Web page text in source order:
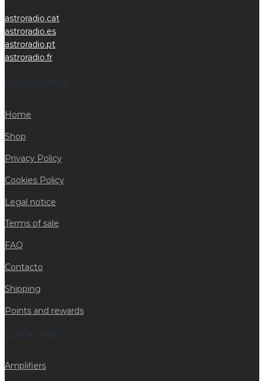
astroradio.cat
astroradio.es
astroradio.pt
astroradio.fr
INFORMATION
Home
Shop
Privacy Policy
Cookies Policy
Legal notice
Terms of sale
FAQ
Contacto
Shipping
Points and rewards
QUICK LINKS
Amplifiers